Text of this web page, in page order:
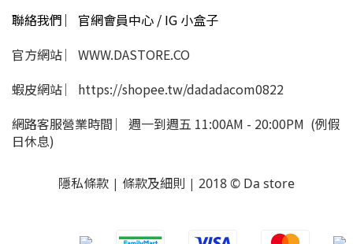
聯絡我們 ︳官網會員中心 / IG 小盒子
官方網站 ︳WWW.DASTORE.CO
蝦皮網站 ︳https://shopee.tw/dadadacom0822
網路客服營業時間 ︳週一到週五 11:00AM - 20:00PM (例假
日休息)
隱私條款 | 條款及細則 | 2018 © Da store